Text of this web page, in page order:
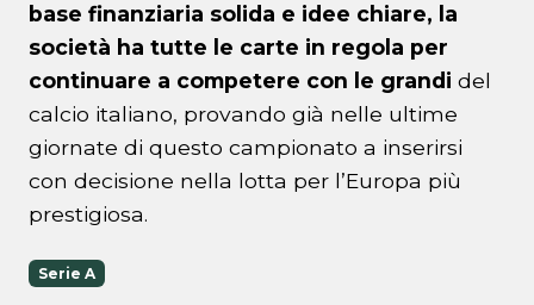
base finanziaria solida e idee chiare, la
società ha tutte le carte in regola per
continuare a competere con le grandi del
calcio italiano, provando già nelle ultime
giornate di questo campionato a inserirsi
con decisione nella lotta per l’Europa più
prestigiosa.
Serie A